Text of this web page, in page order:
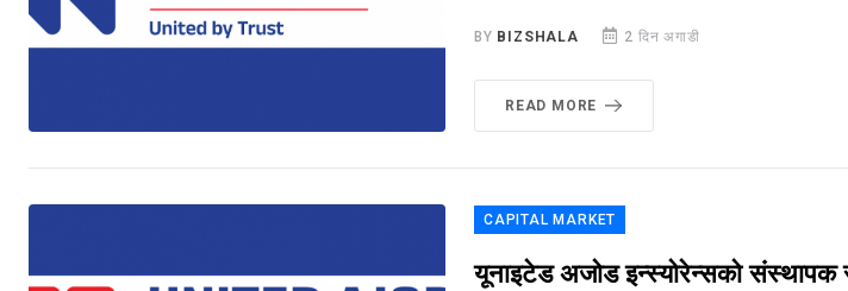
BY BIZSHALA 2 दिन अगाडी
READ MORE
CAPITAL MARKET
यूनाइटेड अजोड इन्स्योरेन्सको संस्थापक